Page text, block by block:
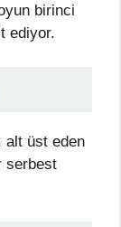
birinci
ediyor.
alt üst eden
serbest